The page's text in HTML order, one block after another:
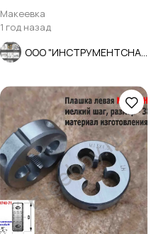
7740-71, СССР.
Макеевка
1 год назад